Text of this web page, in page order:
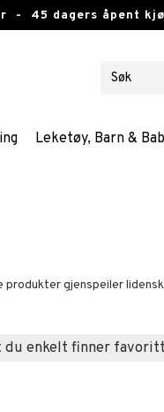
- 45 dagers åpent
Leketøy, Barn &
gjenspeiler
enkelt finner